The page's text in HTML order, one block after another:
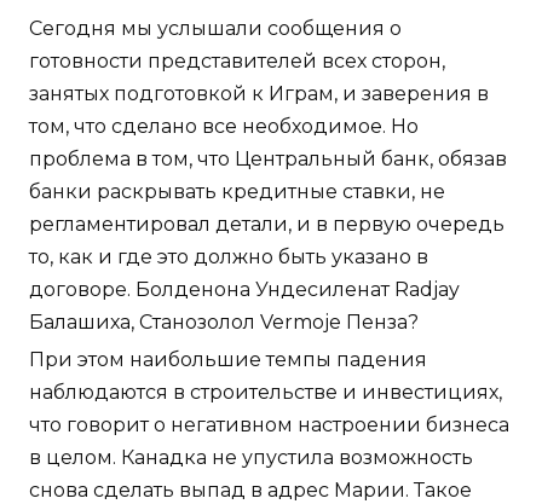
Сегодня мы услышали сообщения о
готовности представителей всех сторон,
занятых подготовкой к Играм, и заверения в
том, что сделано все необходимое. Но
проблема в том, что Центральный банк, обязав
банки раскрывать кредитные ставки, не
регламентировал детали, и в первую очередь
то, как и где это должно быть указано в
договоре. Болденона Ундесиленат Radjay
Балашиха, Станозолол Vermoje Пенза?
При этом наибольшие темпы падения
наблюдаются в строительстве и инвестициях,
что говорит о негативном настроении бизнеса
в целом. Канадка не упустила возможность
снова сделать выпад в адрес Марии. Такое